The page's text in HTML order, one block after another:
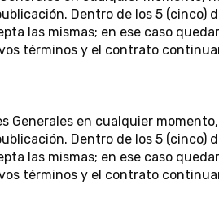
Dentro de los 5
las mismas; en ese caso
términos y el contrato
Generales en cualquier
Dentro de los 5
las mismas; en ese caso
términos y el contrato